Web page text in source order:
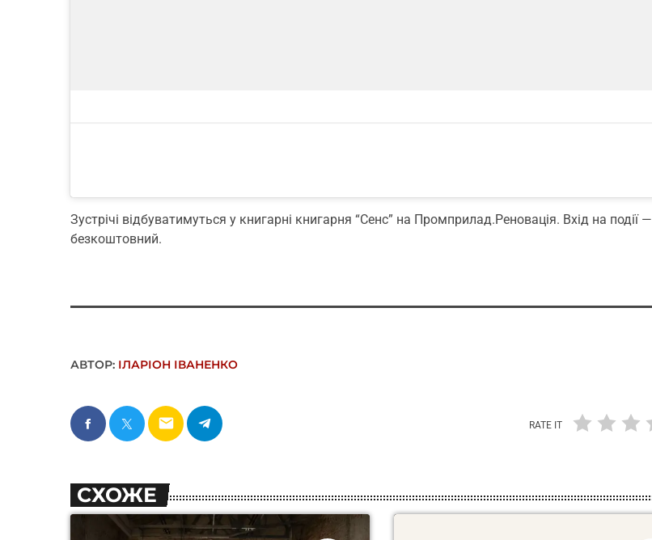
Зустрічі відбуватимуться у книгарні книгарня “Сенс” на Промприлад.Реновація. Вхід на події —
безкоштовний.
АВТОР: ІЛАРІОН ІВАНЕНКО
email RATE IT
СХОЖЕ